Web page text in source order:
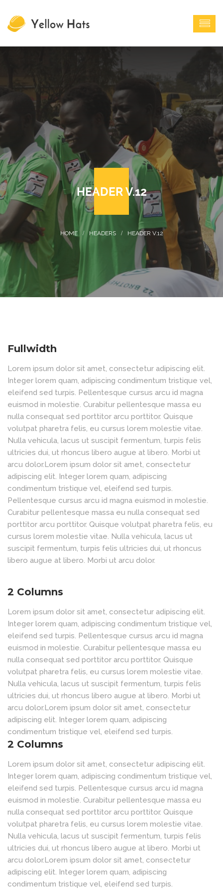
HEADER V.12
HEADERS HEADER V.12
Fullwidth
Lorem ipsum dolor sit amet, consectetur adipiscing elit.
Integer lorem quam, adipiscing condimentum tristique vel,
eleifend sed turpis. Pellentesque cursus arcu id magna
euismod in molestie. Curabitur pellentesque massa eu
nulla consequat sed porttitor arcu porttitor. Quisque
volutpat pharetra felis, eu cursus lorem molestie vitae.
Nulla vehicula, lacus ut suscipit fermentum, turpis felis
ultricies dui, ut rhoncus libero augue at libero. Morbi ut
arcu dolor.Lorem ipsum dolor sit amet, consectetur
adipiscing elit. Integer lorem quam, adipiscing
condimentum tristique vel, eleifend sed turpis.
Pellentesque cursus arcu id magna euismod in molestie.
Curabitur pellentesque massa eu nulla consequat sed
porttitor arcu porttitor. Quisque volutpat pharetra felis, eu
cursus lorem molestie vitae. Nulla vehicula, lacus ut
suscipit fermentum, turpis felis ultricies dui, ut rhoncus
libero augue at libero. Morbi ut arcu dolor.
2 Columns
Lorem ipsum dolor sit amet, consectetur adipiscing elit.
Integer lorem quam, adipiscing condimentum tristique vel,
eleifend sed turpis. Pellentesque cursus arcu id magna
euismod in molestie. Curabitur pellentesque massa eu
nulla consequat sed porttitor arcu porttitor. Quisque
volutpat pharetra felis, eu cursus lorem molestie vitae.
Nulla vehicula, lacus ut suscipit fermentum, turpis felis
ultricies dui, ut rhoncus libero augue at libero. Morbi ut
arcu dolor.Lorem ipsum dolor sit amet, consectetur
adipiscing elit. Integer lorem quam, adipiscing
condimentum tristique vel, eleifend sed turpis.
2 Columns
Lorem ipsum dolor sit amet, consectetur adipiscing elit.
Integer lorem quam, adipiscing condimentum tristique vel,
eleifend sed turpis. Pellentesque cursus arcu id magna
euismod in molestie. Curabitur pellentesque massa eu
nulla consequat sed porttitor arcu porttitor. Quisque
volutpat pharetra felis, eu cursus lorem molestie vitae.
Nulla vehicula, lacus ut suscipit fermentum, turpis felis
ultricies dui, ut rhoncus libero augue at libero. Morbi ut
arcu dolor.Lorem ipsum dolor sit amet, consectetur
adipiscing elit. Integer lorem quam, adipiscing
condimentum tristique vel, eleifend sed turpis.